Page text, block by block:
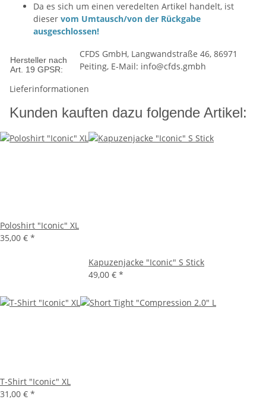
Da es sich um einen veredelten Artikel handelt, ist
dieser vom Umtausch/von der Rückgabe
ausgeschlossen!
Hersteller nach
Art. 19 GPSR:
CFDS GmbH, Langwandstraße 46, 86971
Peiting, E-Mail: info@cfds.gmbh
Lieferinformationen
Kunden kauften dazu folgende Artikel:
Poloshirt "Iconic" XL
35,00 € *
Kapuzenjacke "Iconic" S Stick
49,00 € *
T-Shirt "Iconic" XL
31,00 € *